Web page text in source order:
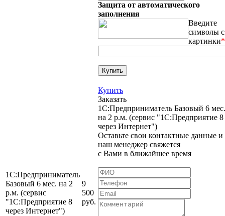
Защита от автоматического
заполнения
Введите
символы с
картинки*
1С:Предприниматель
Базовый 6 мес. на 2
р.м. (сервис
"1С:Предприятие 8
через Интернет")
9
500
руб.
Купить
Заказать
1С:Предприниматель Базовый 6 мес.
на 2 р.м. (сервис "1С:Предприятие 8
через Интернет")
Оставьте свои контактные данные и
наш менеджер свяжется
с Вами в ближайшее время